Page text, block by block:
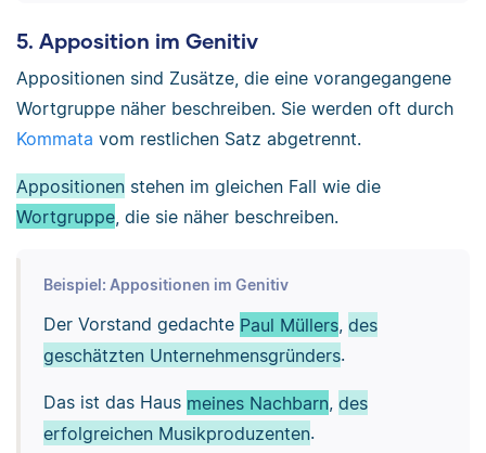
5. Apposition im Genitiv
Appositionen sind Zusätze, die eine vorangegangene
Wortgruppe näher beschreiben. Sie werden oft durch
Kommata vom restlichen Satz abgetrennt.
Appositionen stehen im gleichen Fall wie die
Wortgruppe , die sie näher beschreiben.
Beispiel: Appositionen im Genitiv
Der Vorstand gedachte Paul Müllers, des
geschätzten Unternehmensgründers.
Das ist das Haus meines Nachbarn, des
erfolgreichen Musikproduzenten.